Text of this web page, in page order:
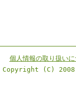
個人情報の取り扱い
Copyright (C)